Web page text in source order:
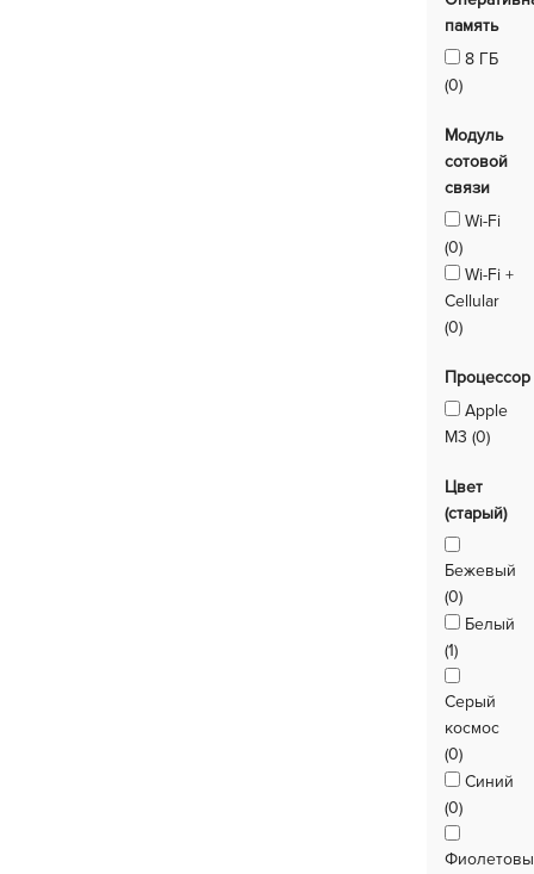
память
8 ГБ
(0)
Модуль
сотовой
связи
Wi-Fi
(0)
Wi-Fi +
Cellular
(0)
Процессор
Apple
M3 (0)
Цвет
(старый)
Бежевый
(0)
Белый
(1)
Серый
космос
(0)
Синий
(0)